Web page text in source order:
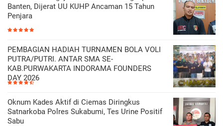
Banten, Dijerat UU KUHP Ancaman 15 Tahun
Penjara
PEMBAGIAN HADIAH TURNAMEN BOLA VOLI
PUTRA/PUTRI. ANTAR SMA SE-
KAB.PURWAKARTA INDORAMA FOUNDERS
DAY 2026
Oknum Kades Aktif di Ciemas Diringkus
Satnarkoba Polres Sukabumi, Tes Urine Positif
Sabu